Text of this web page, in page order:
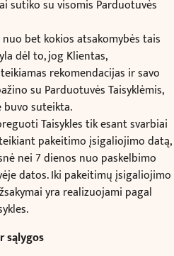
sutiko su visomis Parduotuvės
bet kokios atsakomybės tais
dėl to, jog Klientas,
rekomendacijas ir savo
su Parduotuvės Taisyklėmis,
suteikta.
Taisykles tik esant svarbiai
pakeitimo įsigaliojimo datą,
nei 7 dienos nuo paskelbimo
datos. Iki pakeitimų įsigaliojimo
yra realizuojami pagal
sąlygos